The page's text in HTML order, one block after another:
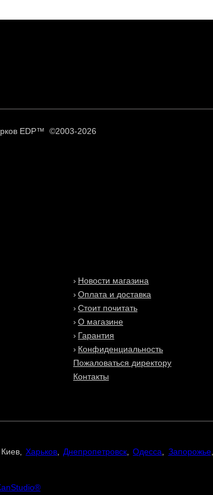
EDP™ ©2003-2026
Новости магазина
Оплата и доставка
Стоит почитать
О магазине
Гарантия
Конфиденциальность
Пожаловаться директору
Контакты
Киев,Харьков Днепропетровск ,Одесса Запорожье,